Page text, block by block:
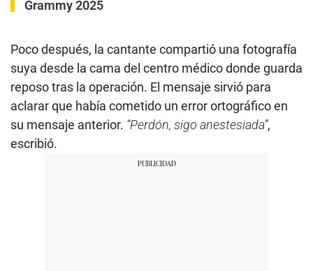
Grammy 2025
Poco después, la cantante compartió una fotografía
suya desde la cama del centro médico donde guarda
reposo tras la operación. El mensaje sirvió para
aclarar que había cometido un error ortográfico en
su mensaje anterior. “Perdón, sigo anestesiada”,
escribió.